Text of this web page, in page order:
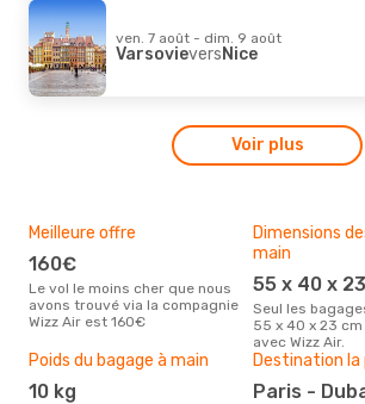
ven. 7 août - dim. 9 août
VarsovieversNice
Voir plus
Meilleure offre
160€
Le vol le moins cher que nous
avons trouvé via la compagnie
Wizz Air est 160€
Dimensions
main
55 x 40 x
Seul les bagages de dimensions
55 x 40 x 23
avec Wizz Air.
Poids du bagage à main
10 kg
Destination
Paris -